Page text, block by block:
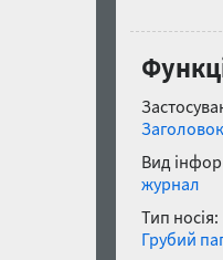
Заголовок
Вид
журнал
Тип носія:
Грубий